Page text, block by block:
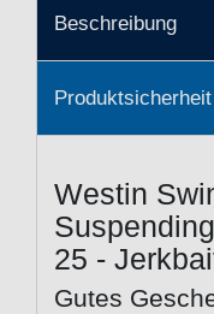
Beschreibung
Produktsicherheit
Westin
25 -
Gutes